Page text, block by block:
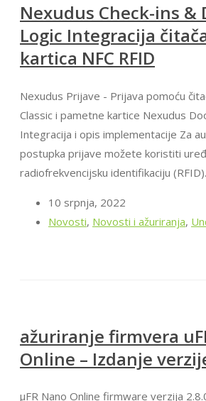
Nexudus Check-ins &
Logic Integracija
kartica NFC RFID
Nexudus Prijave - Prijava pomoću
Classic i pametne kartice Nexudus
Integracija i opis implementacije Za
postupka prijave možete koristiti
radiofrekvencijsku identifikaciju
10 srpnja, 2022
Novosti, Novosti i ažuriranja,
ažuriranje firmvera
Online – Izdanje
μFR Nano Online firmware verzija